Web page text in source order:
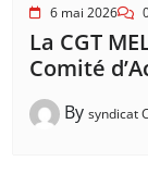
6 mai 2026
La CGT
Comité
By syndicat